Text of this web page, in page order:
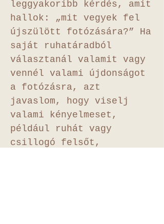
leggyakoribb kérdés, amit
hallok: „mit vegyek fel
újszülött fotózására?” Ha
saját ruhatáradból
választanál valamit vagy
vennél valami újdonságot
a fotózásra, azt
javaslom, hogy viselj
valami kényelmeset,
például ruhát vagy
csillogó felsőt,